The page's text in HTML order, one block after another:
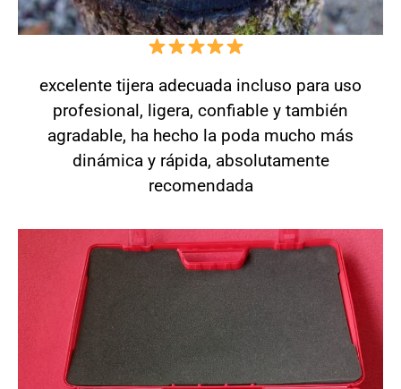
excelente tijera adecuada incluso para uso
profesional, ligera, confiable y también
agradable, ha hecho la poda mucho más
dinámica y rápida, absolutamente
recomendada